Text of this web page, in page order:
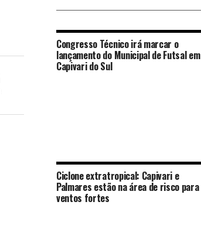
Congresso Técnico irá marcar o
lançamento do Municipal de Futsal em
Capivari do Sul
Ciclone extratropical: Capivari e
Palmares estão na área de risco para
ventos fortes